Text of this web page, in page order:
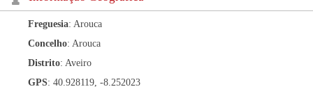
Freguesia: Arouca
Concelho: Arouca
Distrito: Aveiro
GPS: 40.928119, -8.252023